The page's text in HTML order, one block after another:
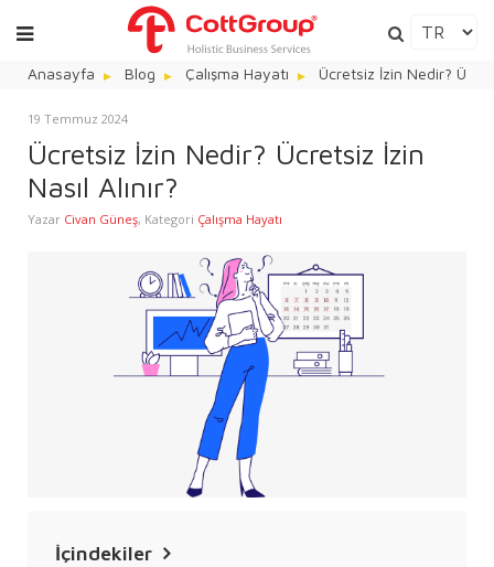
Anasayfa Blog Çalışma Hayatı Ücretsiz İzin Nedir?
19 Temmuz 2024
Ücretsiz İzin Nedir? Ücretsiz İzin
Nasıl Alınır?
Yazar Civan Güneş, Kategori Çalışma Hayatı
İçindekiler